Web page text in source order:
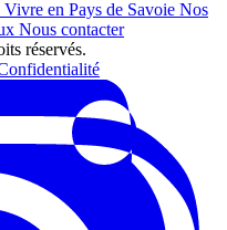
Vivre en Pays de Savoie Nos
Nous contacter
réservés.